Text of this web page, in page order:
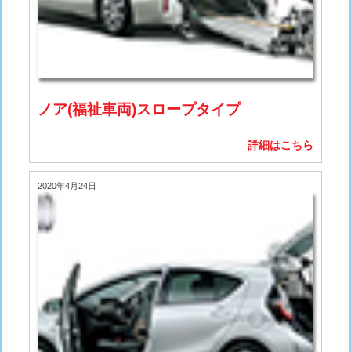
ノア(福祉車両)スロープタイプ
詳細はこちら
2020年4月24日